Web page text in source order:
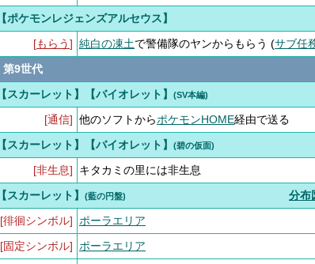
【ポケモンレジェンズアルセウス】
[もらう] 純白の凍土で警備隊のヤンからもらう (サブ任
第9世代
【スカーレット】【バイオレット】
(SV本編)
[通信] 他のソフトからポケモンHOME経由で送る
【スカーレット】【バイオレット】
(碧の仮面)
[非生息]
キタカミの里には非生息
【スカーレット】
(藍の円盤)
分布
[徘徊シンボル]
ポーラエリア
[固定シンボル]
ポーラエリア